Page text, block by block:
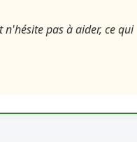
pas à aider, ce qui